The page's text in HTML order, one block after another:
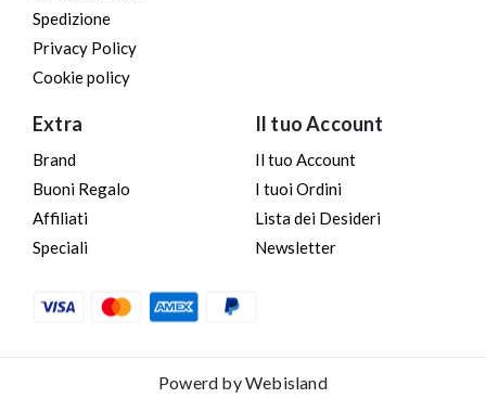
Spedizione
Privacy Policy
Cookie policy
Extra
Brand
Buoni Regalo
Affiliati
Speciali
Il tuo Account
Il tuo Account
I tuoi Ordini
Lista dei Desideri
Newsletter
Powerd byWebisland